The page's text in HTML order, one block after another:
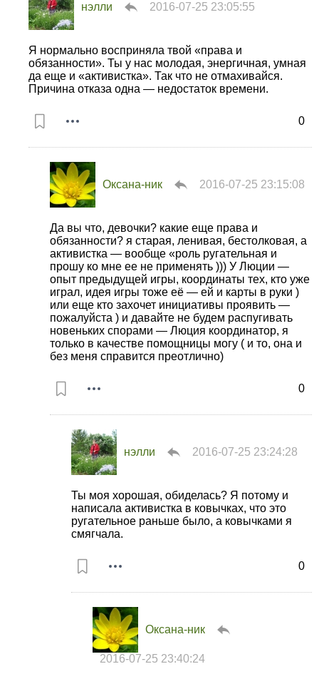
нэлли 2016-07-25 23:05:55
0
Я нормально восприняла твой «права и
обязанности». Ты у нас молодая, энергичная, умная
да еще и «активистка». Так что не отмахивайся.
Причина отказа одна — недостаток времени.
Оксана-ник 2016-07-25 23:15:08
0
Да вы что, девочки? какие еще права и
обязанности? я старая, ленивая, бестолковая, а
активистка — вообще «роль ругательная и
прошу ко мне ее не применять ))) У Люции —
опыт предыдущей игры, координаты тех, кто уже
играл, идея игры тоже её — ей и карты в руки )
или еще кто захочет инициативы проявить —
пожалуйста ) и давайте не будем распугивать
новеньких спорами — Люция координатор, я
только в качестве помощницы могу ( и то, она и
без меня справится преотлично)
нэлли 2016-07-25 23:24:28
0
Ты моя хорошая, обиделась? Я потому и
написала активистка в ковычках, что это
ругательное раньше было, а ковычками я
смягчала.
Оксана-ник
2016-07-25 23:40:24